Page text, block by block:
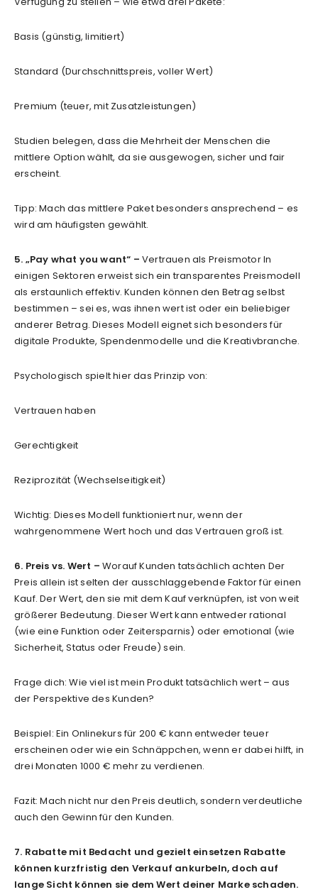
Basis (günstig, limitiert)
Standard (Durchschnittspreis, voller Wert)
Premium (teuer, mit Zusatzleistungen)
Studien belegen, dass die Mehrheit der Menschen die
mittlere Option wählt, da sie ausgewogen, sicher und fair
erscheint.
Tipp: Mach das mittlere Paket besonders ansprechend – es
wird am häufigsten gewählt.
5. „Pay what you want“ – Vertrauen als Preismotor In
einigen Sektoren erweist sich ein transparentes Preismodell
als erstaunlich effektiv. Kunden können den Betrag selbst
bestimmen – sei es, was ihnen wert ist oder ein beliebiger
anderer Betrag. Dieses Modell eignet sich besonders für
digitale Produkte, Spendenmodelle und die Kreativbranche.
Psychologisch spielt hier das Prinzip von:
Vertrauen haben
Gerechtigkeit
Reziprozität (Wechselseitigkeit)
Wichtig: Dieses Modell funktioniert nur, wenn der
wahrgenommene Wert hoch und das Vertrauen groß ist.
6. Preis vs. Wert – Worauf Kunden tatsächlich achten Der
Preis allein ist selten der ausschlaggebende Faktor für einen
Kauf. Der Wert, den sie mit dem Kauf verknüpfen, ist von weit
größerer Bedeutung. Dieser Wert kann entweder rational
(wie eine Funktion oder Zeitersparnis) oder emotional (wie
Sicherheit, Status oder Freude) sein.
Frage dich: Wie viel ist mein Produkt tatsächlich wert – aus
der Perspektive des Kunden?
Beispiel: Ein Onlinekurs für 200 € kann entweder teuer
erscheinen oder wie ein Schnäppchen, wenn er dabei hilft, in
drei Monaten 1000 € mehr zu verdienen.
Fazit: Mach nicht nur den Preis deutlich, sondern verdeutliche
auch den Gewinn für den Kunden.
7. Rabatte mit Bedacht und gezielt einsetzen Rabatte
können kurzfristig den Verkauf ankurbeln, doch auf
lange Sicht können sie dem Wert deiner Marke schaden.